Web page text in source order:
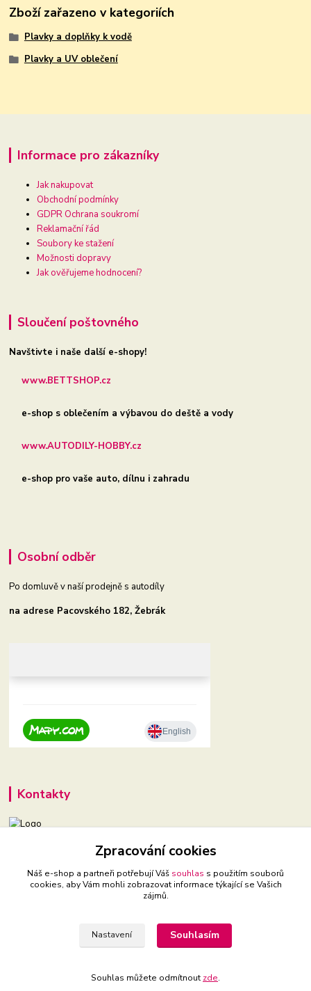
Zboží zařazeno v kategoriích
Plavky a doplňky k vodě
Plavky a UV oblečení
Informace pro zákazníky
Jak nakupovat
Obchodní podmínky
GDPR Ochrana soukromí
Reklamační řád
Soubory ke stažení
Možnosti dopravy
Jak ověřujeme hodnocení?
Sloučení poštovného
Navštivte i naše další e-shopy!
www.BETTSHOP.cz
e-shop s oblečením a výbavou do deště a vody
www.AUTODILY-HOBBY.cz
e-shop pro vaše auto, dílnu i zahradu
Osobní odběr
Po domluvě v naší prodejně s autodíly
na adrese Pacovského 182, Žebrák
Kontakty
+420 604 921 321
babyveci@babyveci.cz
Zpracování cookies
Náš e-shop a partneři potřebují Váš souhlas s použitím souborů
cookies, aby Vám mohli zobrazovat informace týkající se Vašich
zájmů.
Nastavení Souhlasím
Souhlas můžete odmítnout zde.